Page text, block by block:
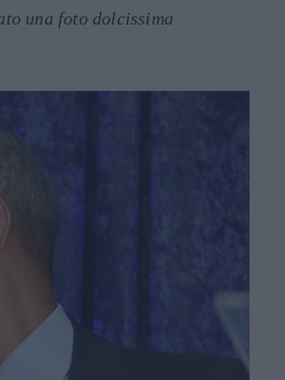
una foto dolcissima